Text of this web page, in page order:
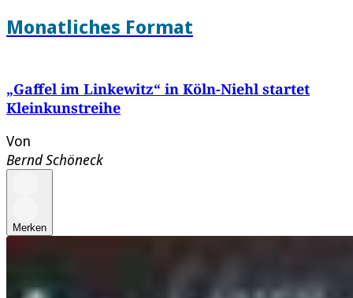
Monatliches Format
„Gaffel im Linkewitz“ in Köln-Niehl startet
Kleinkunstreihe
Von
Bernd Schöneck
Merken